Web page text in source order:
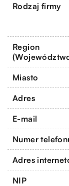
Rodzaj firmy
Region
Miasto
Adres
E-mail
Numer
Adres
NIP